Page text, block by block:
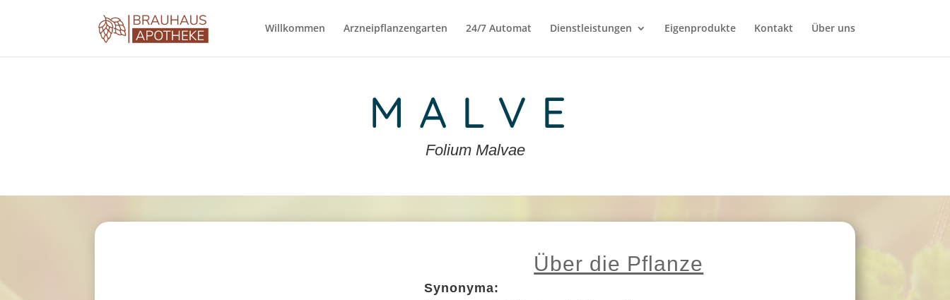
Willkommen Arzneipflanzengarten 24/7 Automat Dienstleistungen Eigenprodukte Kontakt Über uns
MALVE
Folium Malvae
Über die Pflanze
Synonyma: